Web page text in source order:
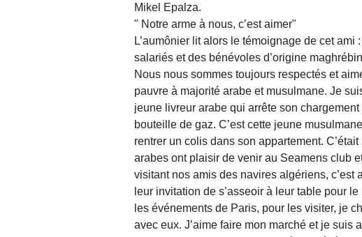
Mikel Epalza.
" Notre arme à nous, c’est aimer"
L’aumônier lit alors le témoignage de cet
salariés et des bénévoles d’origine
Nous nous sommes toujours respectés et
pauvre à majorité arabe et musulmane. Je
jeune livreur arabe qui arrête son
bouteille de gaz. C’est cette jeune
rentrer un colis dans son appartement.
arabes ont plaisir de venir au Seamens club
visitant nos amis des navires algériens,
leur invitation de s’asseoir à leur table pour
les événements de Paris, pour les visiter, je
avec eux. J’aime faire mon marché et je suis